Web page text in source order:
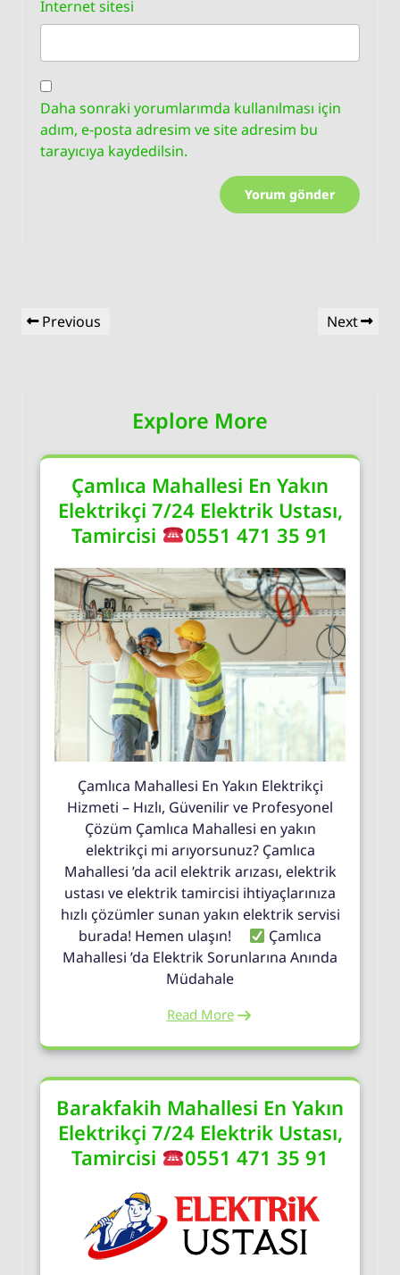
İnternet sitesi
Daha sonraki yorumlarımda kullanılması için
adım, e-posta adresim ve site adresim bu
tarayıcıya kaydedilsin.
Yazı
gezinmesi
Previous
Previous
Next
Next
Explore More
Çamlıca Mahallesi En Yakın
Elektrikçi 7/24 Elektrik Ustası,
Tamircisi
0551 471 35 91
Çamlıca Mahallesi En Yakın Elektrikçi
Hizmeti – Hızlı, Güvenilir ve Profesyonel
Çözüm Çamlıca Mahallesi en yakın
elektrikçi mi arıyorsunuz? Çamlıca
Mahallesi ’da acil elektrik arızası, elektrik
ustası ve elektrik tamircisi ihtiyaçlarınıza
hızlı çözümler sunan yakın elektrik servisi
burada! Hemen ulaşın!
Çamlıca
Mahallesi ’da Elektrik Sorunlarına Anında
Müdahale
Read More
Barakfakih Mahallesi En Yakın
Elektrikçi 7/24 Elektrik Ustası,
Tamircisi
0551 471 35 91